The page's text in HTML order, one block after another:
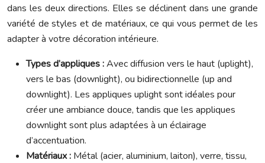
dans les deux directions. Elles se déclinent dans une grande
variété de styles et de matériaux, ce qui vous permet de les
adapter à votre décoration intérieure.
Types d’appliques :Avec diffusion vers le haut (uplight),
vers le bas (downlight), ou bidirectionnelle (up and
downlight). Les appliques uplight sont idéales pour
créer une ambiance douce, tandis que les appliques
downlight sont plus adaptées à un éclairage
d’accentuation.
Matériaux : Métal (acier, aluminium, laiton), verre, tissu,